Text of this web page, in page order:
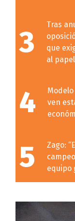
3
Tras
que
al
4
ven
5
Zago:
equipo